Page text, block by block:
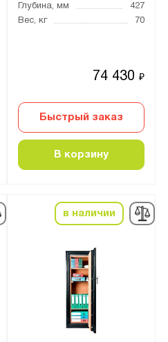
Глубина, мм
427
Вес, кг
70
74 430₽
Быстрый заказ
В корзину
в наличии